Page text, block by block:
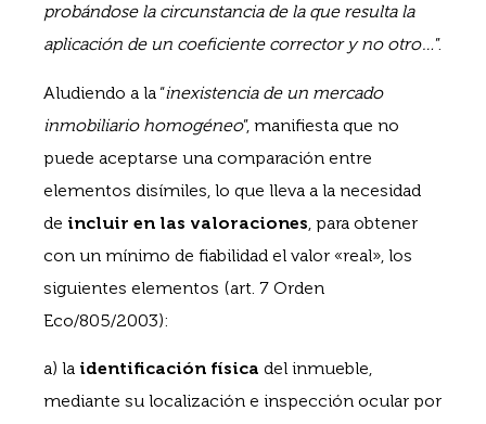
probándose la circunstancia de la que resulta la
aplicación de un coeficiente corrector y no otro…”.
Aludiendo a la “inexistencia de un mercado
inmobiliario homogéneo”, manifiesta que no
puede aceptarse una comparación entre
elementos disímiles, lo que lleva a la necesidad
de incluir en las valoraciones , para obtener
con un mínimo de fiabilidad el valor «real», los
siguientes elementos (art. 7 Orden
Eco/805/2003):
a) la identificación física del inmueble,
mediante su localización e inspección ocular por